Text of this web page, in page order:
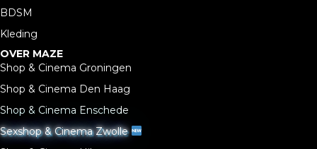
BDSM
Kleding
OVER MAZE
Shop & Cinema Groningen
Shop & Cinema Den Haag
Shop & Cinema Enschede
Sexshop & Cinema Zwolle